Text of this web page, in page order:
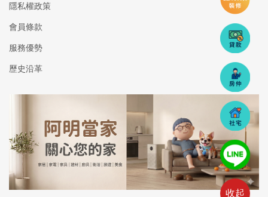
收起
隱私權政策
會員條款
服務優勢
歷史沿革